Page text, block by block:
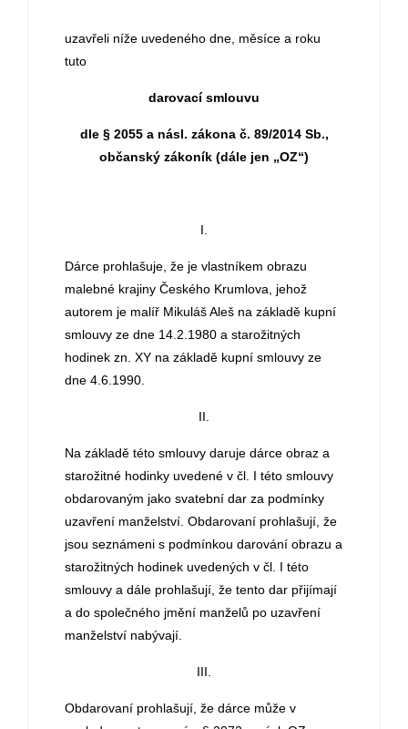
uzavřeli níže uvedeného dne, měsíce a roku
tuto
darovací smlouvu
dle § 2055 a násl. zákona č. 89/2014 Sb.,
občanský zákoník (dále jen „OZ“)
I.
Dárce prohlašuje, že je vlastníkem obrazu
malebné krajiny Českého Krumlova, jehož
autorem je malíř Mikuláš Aleš na základě kupní
smlouvy ze dne 14.2.1980 a starožitných
hodinek zn. XY na základě kupní smlouvy ze
dne 4.6.1990.
II.
Na základě této smlouvy daruje dárce obraz a
starožitné hodinky uvedené v čl. I této smlouvy
obdarovaným jako svatební dar za podmínky
uzavření manželství. Obdarovaní prohlašují, že
jsou seznámeni s podmínkou darování obrazu a
starožitných hodinek uvedených v čl. I této
smlouvy a dále prohlašují, že tento dar přijímají
a do společného jmění manželů po uzavření
manželství nabývají.
III.
Obdarovaní prohlašují, že dárce může v